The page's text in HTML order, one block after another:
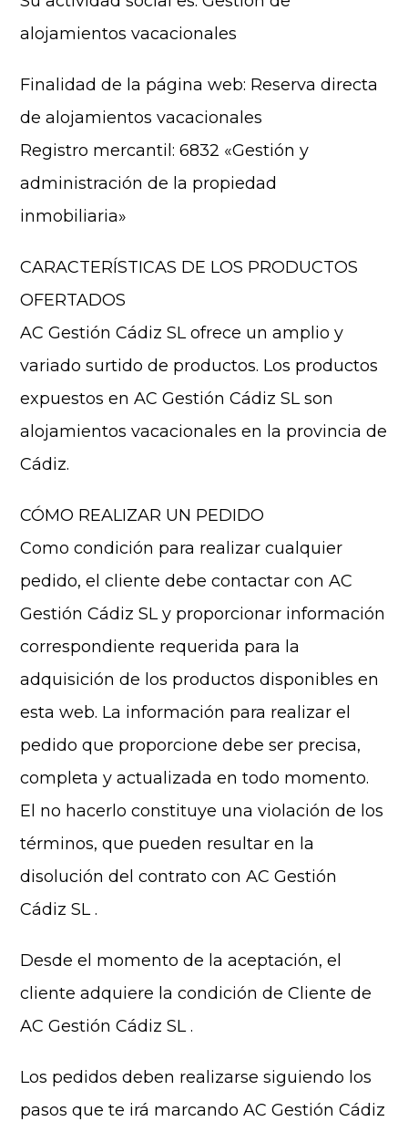
alojamientos vacacionales
Finalidad de la página web: Reserva directa
de alojamientos vacacionales
Registro mercantil: 6832 «Gestión y
administración de la propiedad
inmobiliaria»
CARACTERÍSTICAS DE LOS PRODUCTOS
OFERTADOS
AC Gestión Cádiz SL ofrece un amplio y
variado surtido de productos. Los productos
expuestos en AC Gestión Cádiz SL son
alojamientos vacacionales en la provincia de
Cádiz.
CÓMO REALIZAR UN PEDIDO
Como condición para realizar cualquier
pedido, el cliente debe contactar con AC
Gestión Cádiz SL y proporcionar información
correspondiente requerida para la
adquisición de los productos disponibles en
esta web. La información para realizar el
pedido que proporcione debe ser precisa,
completa y actualizada en todo momento.
El no hacerlo constituye una violación de los
términos, que pueden resultar en la
disolución del contrato con AC Gestión
Cádiz SL .
Desde el momento de la aceptación, el
cliente adquiere la condición de Cliente de
AC Gestión Cádiz SL .
Los pedidos deben realizarse siguiendo los
pasos que te irá marcando AC Gestión Cádiz